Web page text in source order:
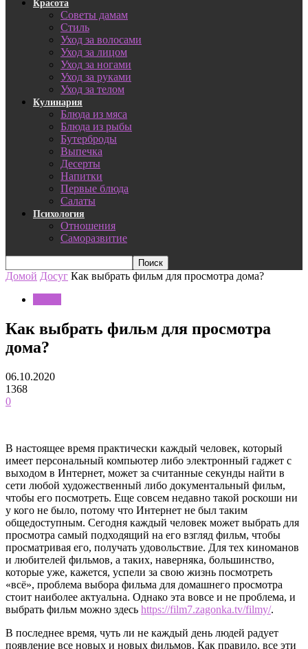
Красота
Советы дамам
Стиль
Уход за волосами
Уход за лицом
Уход за ногами
Уход за руками
Уход за телом
Кулинария
Блюда из мяса
Блюда из рыбы
Бутерброды
Выпечка
Десерты
Напитки
Первые блюда
Салаты
Психология
Отношения
Саморазвитие
Домой Досуг Как выбрать фильм для просмотра дома?
Как выбрать фильм для просмотра
дома?
06.10.2020
1368
0
В настоящее время практически каждый человек, который
имеет персональный компьютер либо электронный гаджет с
выходом в Интернет, может за считанные секунды найти в
сети любой художественный либо документальный фильм,
чтобы его посмотреть. Еще совсем недавно такой роскоши ни
у кого не было, потому что Интернет не был таким
общедоступным. Сегодня каждый человек может выбрать для
просмотра самый подходящий на его взгляд фильм, чтобы
просматривая его, получать удовольствие. Для тех киноманов
и любителей фильмов, а таких, наверняка, большинство,
которые уже, кажется, успели за свою жизнь посмотреть
«всё», проблема выбора фильма для домашнего просмотра
стоит наиболее актуальна. Однако эта вовсе и не проблема, и
выбрать фильм можно здесь https://film7.zagonka.tv/filmy/.
В последнее время, чуть ли не каждый день людей радует
появление все новых и новых фильмов. Как правило, все эти